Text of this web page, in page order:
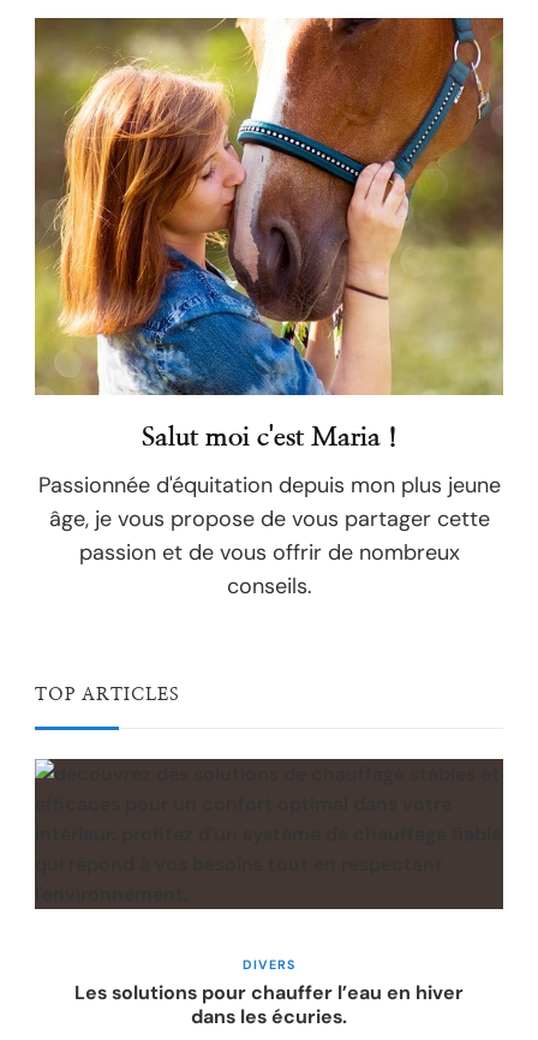
Salut moi c'est Maria !
Passionnée d'équitation depuis mon plus jeune
âge, je vous propose de vous partager cette
passion et de vous offrir de nombreux
conseils.
TOP ARTICLES
DIVERS
Les solutions pour chauffer l’eau en hiver
dans les écuries.